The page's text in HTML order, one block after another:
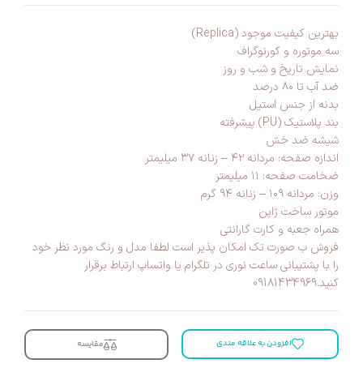
بهترین کیفیت موجود (Replica)
سه موتوره و کورنوگراف
نمایش تاریخ و شب و روز
ضد آب تا ۸۰ درصد
بدنه از جنس استیل
بند پلاستیک (PU) پیشرفته
شیشه ضد خش
اندازه صفحه: مردانه ۴۲ – زنانه ۳۷ میلیمتر
ضخامت صفحه: ۱۱ میلیمتر
وزن: مردانه ۱۰۹ – زنانه ۹۴ گرم
موتور ساخت ژاپن
همراه جعبه و کارت گارانتی
فروش ب صورت تک امکان پذیر است لطفا مدل و رنگ مورد نظر خود
را با پشتیبانی ساعت نوری در تلگرام یا واتساپ ارتباط برقرار
کنید.09181434969
افزودن به علاقه مندی مقایسه